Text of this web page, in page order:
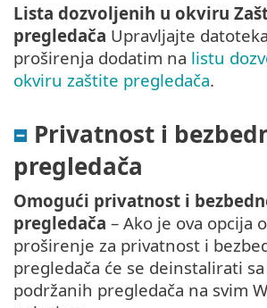
Lista dozvoljenih u okviru
pregledača Upravljajte
proširenja dodatim na listu
okviru zaštite pregledača.
Privatnost i
pregledača
Omogući privatnost i
pregledača – Ako je ova opcija
proširenje za privatnost i
pregledača će se deinstalirati sa
podržanih pregledača na svim